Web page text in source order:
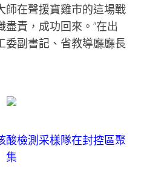
師在聲援寶雞市的這場戰
責，成功回來。”在出
委副書記、省教導廳廳長
酸檢測采樣隊在封控區聚
集